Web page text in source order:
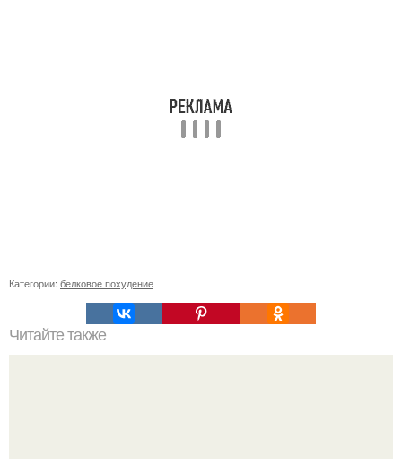
Категории: белковое похудение
Читайте также